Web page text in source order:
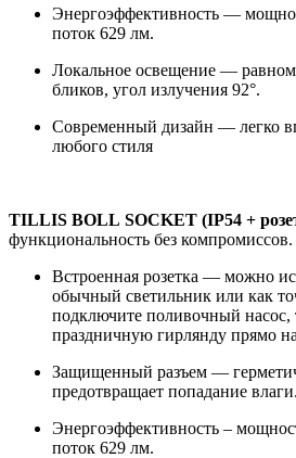
Энергоэффективность —
поток 629 лм.
Локальное освещение —
бликов, угол излучения 92°.
Современный дизайн — легко
любого стиля
TILLIS BOLL SOCKET (IP54 +
функциональность без компромиссов.
Встроенная розетка — можно
обычный светильник или как
подключите поливочный
праздничную гирлянду прямо
Защищенный разъем —
предотвращает попадание влаги.
Энергоэффективность –
поток 629 лм.